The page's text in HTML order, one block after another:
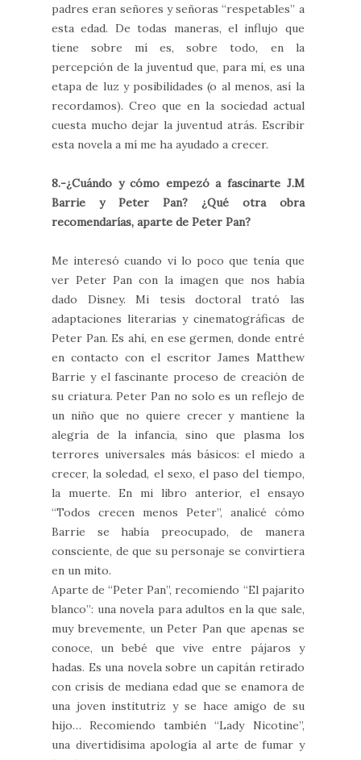
padres eran señores y señoras “respetables” a
esta edad. De todas maneras, el influjo que
tiene sobre mí es, sobre todo, en la
percepción de la juventud que, para mí, es una
etapa de luz y posibilidades (o al menos, así la
recordamos). Creo que en la sociedad actual
cuesta mucho dejar la juventud atrás. Escribir
esta novela a mí me ha ayudado a crecer.
8.-¿Cuándo y cómo empezó a fascinarte J.M
Barrie y Peter Pan? ¿Qué otra obra
recomendarías, aparte de Peter Pan?
Me interesó cuando vi lo poco que tenía que
ver Peter Pan con la imagen que nos había
dado Disney. Mi tesis doctoral trató las
adaptaciones literarias y cinematográficas de
Peter Pan. Es ahí, en ese germen, donde entré
en contacto con el escritor James Matthew
Barrie y el fascinante proceso de creación de
su criatura. Peter Pan no solo es un reflejo de
un niño que no quiere crecer y mantiene la
alegría de la infancia, sino que plasma los
terrores universales más básicos: el miedo a
crecer, la soledad, el sexo, el paso del tiempo,
la muerte. En mi libro anterior, el ensayo
“Todos crecen menos Peter”, analicé cómo
Barrie se había preocupado, de manera
consciente, de que su personaje se convirtiera
en un mito.
Aparte de “Peter Pan”, recomiendo “El pajarito
blanco”: una novela para adultos en la que sale,
muy brevemente, un Peter Pan que apenas se
conoce, un bebé que vive entre pájaros y
hadas. Es una novela sobre un capitán retirado
con crisis de mediana edad que se enamora de
una joven institutriz y se hace amigo de su
hijo… Recomiendo también “Lady Nicotine”,
una divertidísima apología al arte de fumar y